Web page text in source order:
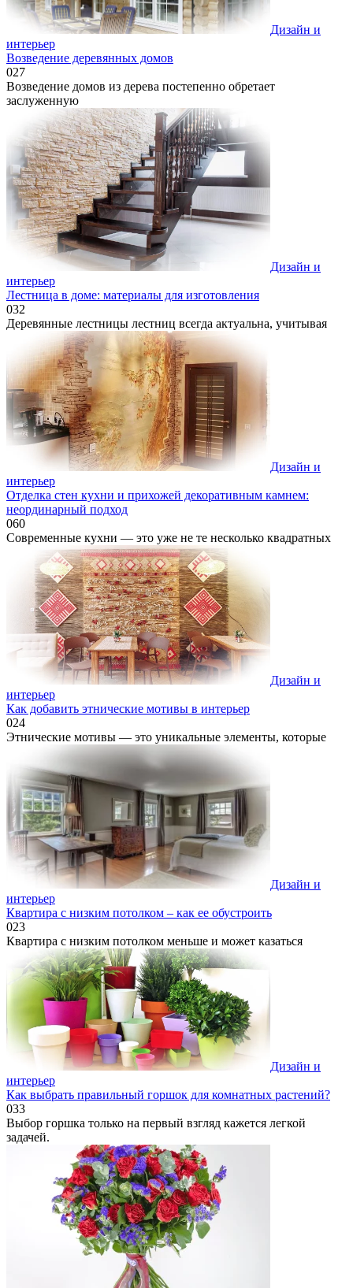
Дизайн и
интерьер
Возведение деревянных домов
027
Возведение домов из дерева постепенно обретает
заслуженную
Дизайн и
интерьер
Лестница в доме: материалы для изготовления
032
Деревянные лестницы лестниц всегда актуальна, учитывая
Дизайн и
интерьер
Отделка стен кухни и прихожей декоративным камнем:
неординарный подход
060
Современные кухни — это уже не те несколько квадратных
Дизайн и
интерьер
Как добавить этнические мотивы в интерьер
024
Этнические мотивы — это уникальные элементы, которые
Дизайн и
интерьер
Квартира с низким потолком – как ее обустроить
023
Квартира с низким потолком меньше и может казаться
Дизайн и
интерьер
Как выбрать правильный горшок для комнатных растений?
033
Выбор горшка только на первый взгляд кажется легкой
задачей.